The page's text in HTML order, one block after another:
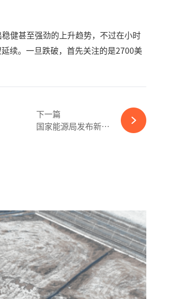
健甚至强劲的上升趋势，不过在小时
续。一旦跌破，首先关注的是2700美
下一篇
国家能源局发布新型储能装机规模突破7000万千瓦-kaiyun体育官方网站